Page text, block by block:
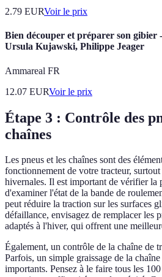
2.79 EURVoir le prix
Bien découper et préparer son
Ursula Kujawski, Philippe Jeager
Ammareal FR
12.07 EURVoir le prix
Étape 3 : Contrôle des
chaînes
Les pneus et les chaînes sont des
fonctionnement de votre tracteur,
hivernales. Il est important de vérifier la
d'examiner l'état de la bande de
peut réduire la traction sur les surfaces
défaillance, envisagez de remplacer les
adaptés à l'hiver, qui offrent une
Également, un contrôle de la chaîne de
Parfois, un simple graissage de la
importants. Pensez à le faire tous les